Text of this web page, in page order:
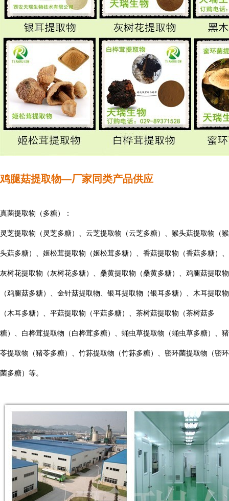
鸡腿菇提取物—厂家同类产品供应
真菌提取物（多糖）：
灵芝提取物（灵芝多糖）、云芝提取物（云芝多糖）、猴头菇提取物（猴
头菇多糖）、姬松茸提取物（姬松茸多糖）、香菇提取物（香菇多糖）、
灰树花提取物（灰树花多糖）、桑黄提取物（桑黄多糖）、鸡腿菇提取物
（鸡腿菇多糖）、金针菇提取物、银耳提取物（银耳多糖）、木耳提取物
（木耳多糖）、平菇提取物（平菇多糖）、茶树菇提取物（茶树菇多
糖）、白桦茸提取物（白桦茸多糖）、蛹虫草提取物（蛹虫草多糖）、猪
苓提取物（猪苓多糖）、竹荪提取物（竹荪多糖）、密环菌提取物（密环
菌多糖）等。